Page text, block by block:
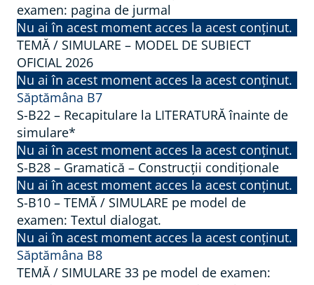
examen: pagina de jurmal
Nu ai în acest moment acces la acest conținut.
TEMĂ / SIMULARE – MODEL DE SUBIECT
OFICIAL 2026
Nu ai în acest moment acces la acest conținut.
Săptămâna B7
S-B22 – Recapitulare la LITERATURĂ înainte de
simulare*
Nu ai în acest moment acces la acest conținut.
S-B28 – Gramatică – Construcții condiționale
Nu ai în acest moment acces la acest conținut.
S-B10 – TEMĂ / SIMULARE pe model de
examen: Textul dialogat.
Nu ai în acest moment acces la acest conținut.
Săptămâna B8
TEMĂ / SIMULARE 33 pe model de examen: